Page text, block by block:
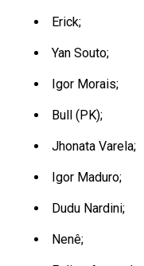
Erick;
Yan Souto;
Igor Morais;
Bull (PK);
Jhonata Varela;
Igor Maduro;
Dudu Nardini;
Nenê;